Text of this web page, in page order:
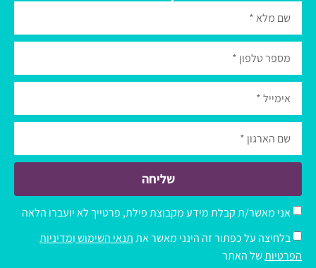
אני מאשר/ת קבלת מידע מקבוצת פילת, פרטייך לא יועברו הלאה
בלחיצה על כפתור זה הינני מאשר את תנאי השימושומדיניות
הפרטיותשל האתר
שליחה